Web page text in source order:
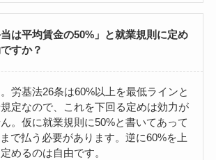
当は平均賃金の50%」と就業規則に定め
すか？
労基法26条は60%以上を最低ラインと
定なので、これを下回る定めは効力が
。仮に就業規則に50%と書いてあって
で払う必要があります。逆に60%を上
めるのは自由です。